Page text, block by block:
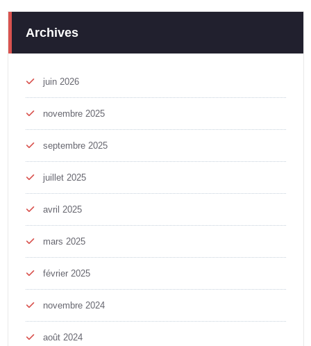
Archives
juin 2026
novembre 2025
septembre 2025
juillet 2025
avril 2025
mars 2025
février 2025
novembre 2024
août 2024